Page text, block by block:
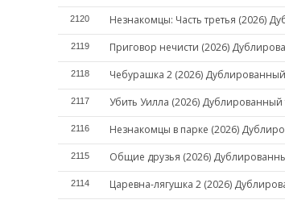
2120 Незнакомцы: Часть третья (2026)
2119 Приговор нечисти (2026)
2118 Чебурашка 2 (2026)
2117 Убить Уилла (2026) Дублированный
2116 Незнакомцы в парке (2026)
2115 Общие друзья (2026)
2114 Царевна-лягушка 2 (2026)